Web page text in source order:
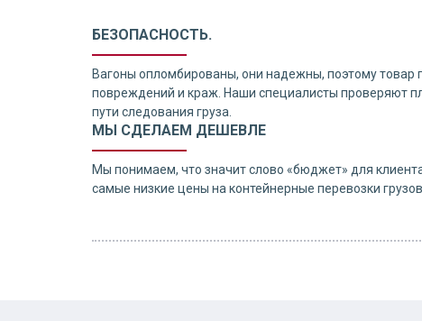
БЕЗОПАСНОСТЬ.
Вагоны опломбированы, они надежны, поэтому
повреждений и краж. Наши специалисты проверяют
пути следования груза.
МЫ СДЕЛАЕМ ДЕШЕВЛЕ
Мы понимаем, что значит слово «бюджет» для
самые низкие цены на контейнерные перевозки грузов